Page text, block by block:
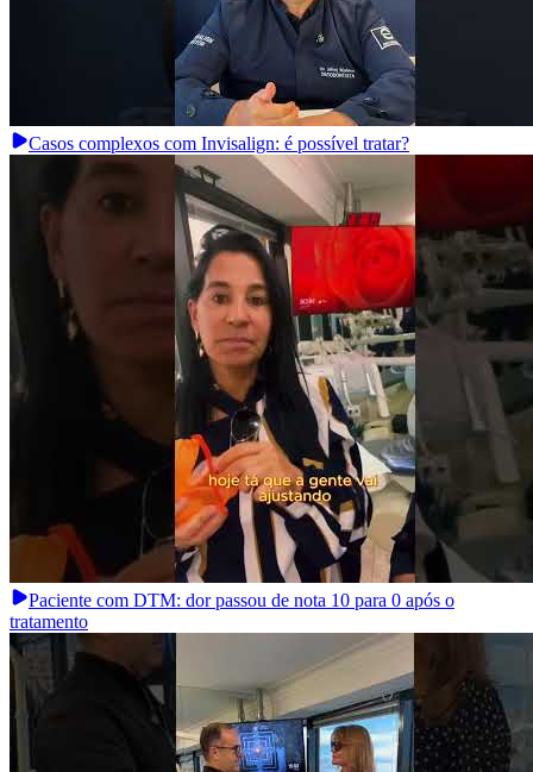
Casos complexos com Invisalign: é possível tratar?
Paciente com DTM: dor passou de nota 10 para 0 após o
tratamento